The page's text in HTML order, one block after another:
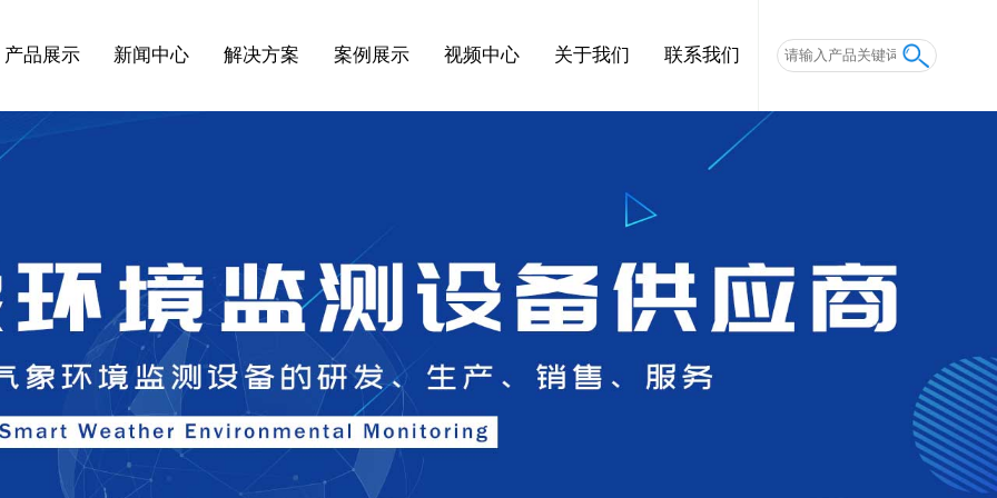
产品展示 新闻中心 解决方案 案例展示 视频中心 关于我们 联系我们